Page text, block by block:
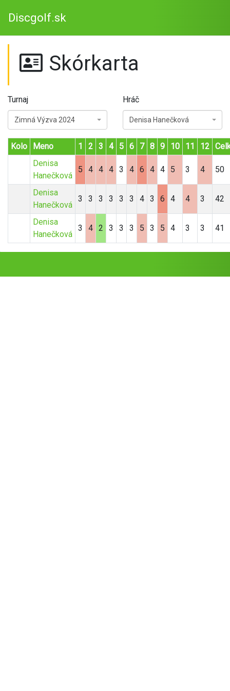
Discgolf.sk
Skórkarta
Turnaj
Zimná Výzva 2024
Hráč
Denisa Hanečková
Kolo Meno 1 2 3 4 5 6 7 8 9 10 11 12
Denisa
Hanečková
5 4 4 4 3 4 6 4 4 5 3 4 50
Denisa
Hanečková
3 3 3 3 3 3 4 3 6 4 4 3 42
Denisa
Hanečková
3 4 2 3 3 3 5 3 5 4 3 3 41